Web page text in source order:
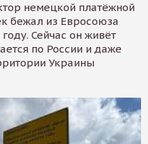
немецкой платёжной
бежал из Евросоюза
Сейчас он живёт
по России и даже
Украины